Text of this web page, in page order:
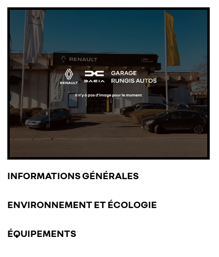
ACCUEIL
L’ATELIER
AVIS
UNE
01 46 86 10 90
INFORMATIONS GÉNÉRALES
ENVIRONNEMENT ET ÉCOLOGIE
Euro 6c– Date de mise en circulation : 1er
septembre 2017
ÉQUIPEMENTS